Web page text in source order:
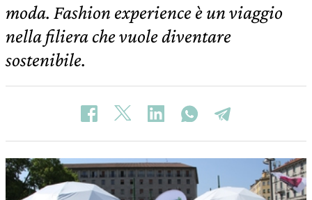
moda. Fashion experience è un viaggio
nella filiera che vuole diventare
sostenibile.